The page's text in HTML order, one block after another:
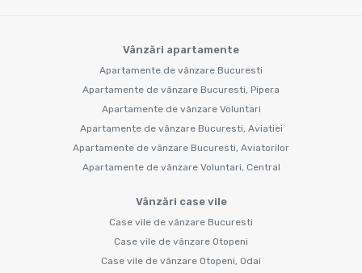
Vânzări apartamente
Apartamente de vânzare Bucuresti
Apartamente de vânzare Bucuresti, Pipera
Apartamente de vânzare Voluntari
Apartamente de vânzare Bucuresti, Aviatiei
Apartamente de vânzare Bucuresti, Aviatorilor
Apartamente de vânzare Voluntari, Central
Vânzări case vile
Case vile de vânzare Bucuresti
Case vile de vânzare Otopeni
Case vile de vânzare Otopeni, Odai